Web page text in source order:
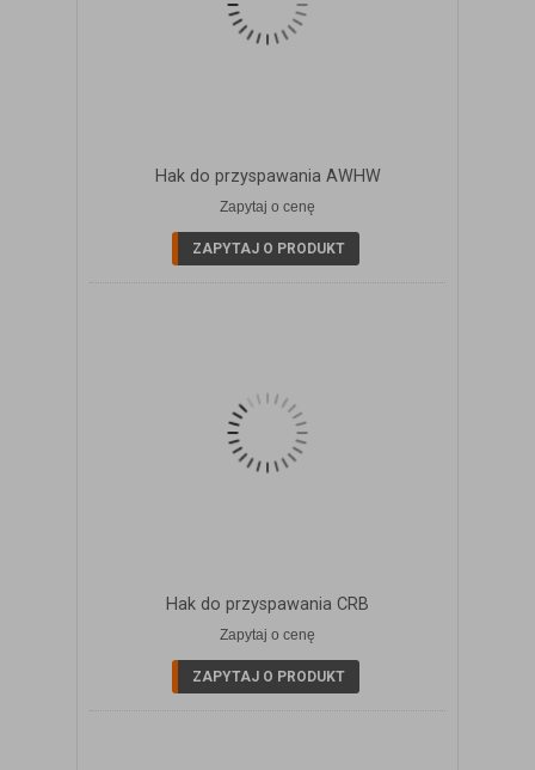
Hak do przyspawania AWHW
Zapytaj o cenę
ZAPYTAJ O PRODUKT
ZOBACZ SZCZEGÓŁY
Hak do przyspawania CRB
Zapytaj o cenę
ZAPYTAJ O PRODUKT
ZOBACZ SZCZEGÓŁY